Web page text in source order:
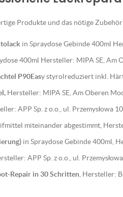
Produkte und das nötige
in Spraydose Gebinde 400ml
400ml Hersteller: MIPA SE, Am
P90Easy styrolreduziert inkl.
Hersteller: MIPA SE, Am Oberen
APP Sp. z o.o., ul. Przemysłowa
miteinander abgestimmt,
in Spraydose Gebinde 400ml,
APP Sp. z o.o., ul.
Repair in 30 Schritten , Hersteller: